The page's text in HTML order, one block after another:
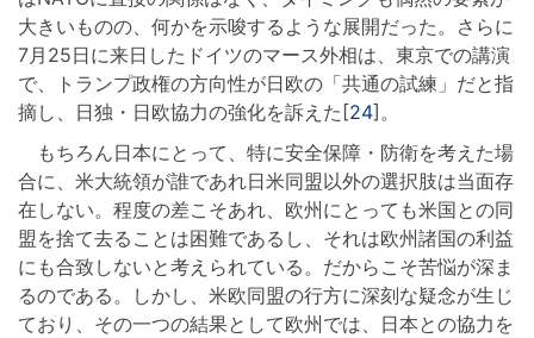
大きいものの、何かを示唆するような展開だった。さらに
7月25日に来日したドイツのマース外相は、東京での講演
で、トランプ政権の方向性が日欧の「共通の試練」だと指
摘し、日独・日欧協力の強化を訴えた[24]。
もちろん日本にとって、特に安全保障・防衛を考えた場
合に、米大統領が誰であれ日米同盟以外の選択肢は当面存
在しない。程度の差こそあれ、欧州にとっても米国との同
盟を捨て去ることは困難であるし、それは欧州諸国の利益
にも合致しないと考えられている。だからこそ苦悩が深ま
るのである。しかし、米欧同盟の行方に深刻な疑念が生じ
ており、その一つの結果として欧州では、日本との協力を